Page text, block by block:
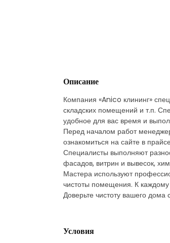
Описание
Компания «Anico клининг»
складских помещений и т.п.
удобное для вас время и
Перед началом работ
ознакомиться на сайте в
Специалисты выполняют
фасадов, витрин и вывесок,
Мастера используют
чистоты помещения. К
Доверьте чистоту вашего
Условия